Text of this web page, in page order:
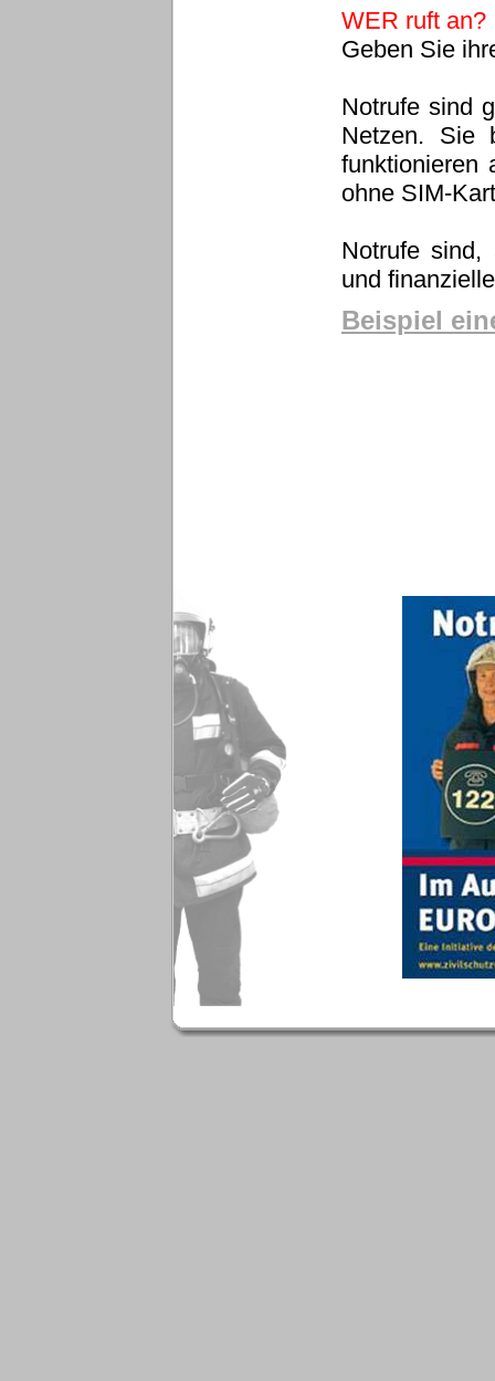
WER ruft an?
Geben Sie
Notrufe sind
Netzen. Sie
funktionieren
ohne SIM-
Notrufe sind,
und
Beispiel